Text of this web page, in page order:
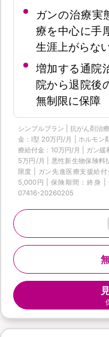
ガンの治療実
療を中心に手
生涯上がらな
増加する通院
院から退院後
無制限に保障
シンプルプラン | 抗がん剤治
金：Ⅰ型 20万円/月 | ホルモン
療給付金：10万円/月 | ガン緩
5万円/月 | 悪性新生物保険料
限度 | ガン先進医療支援給
5,000円 | 保険期間：終身 |
07416-20260205